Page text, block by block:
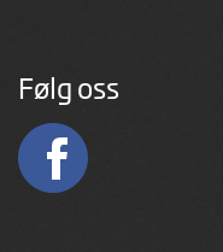
Følg oss